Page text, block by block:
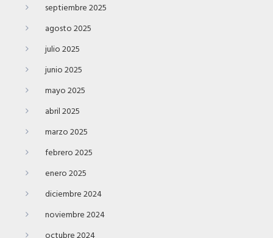
septiembre 2025
agosto 2025
julio 2025
junio 2025
mayo 2025
abril 2025
marzo 2025
febrero 2025
enero 2025
diciembre 2024
noviembre 2024